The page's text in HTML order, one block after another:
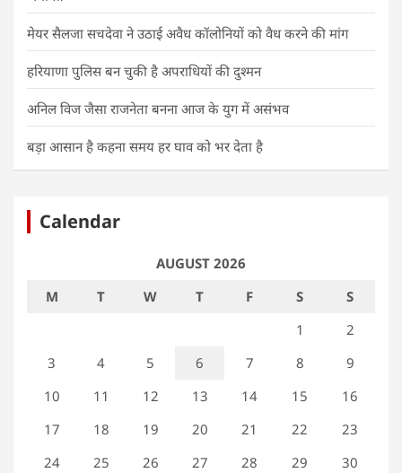
मेयर सैलजा सचदेवा ने उठाई अवैध कॉलोनियों को वैध करने की मांग
हरियाणा पुलिस बन चुकी है अपराधियों की दुश्मन
अनिल विज जैसा राजनेता बनना आज के युग में असंभव
बड़ा आसान है कहना समय हर घाव को भर देता है
Calendar
AUGUST 2026
M
T W T F S
S
1
2
3
4 5 6 7 8
9
10
11 12 13 14 15
16
17
18 19 20 21 22
23
24
25 26 27 28 29
30